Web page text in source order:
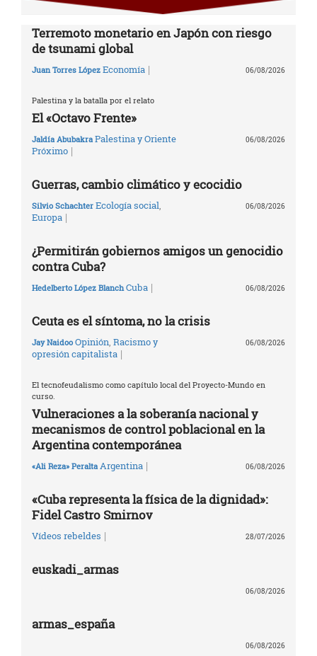
Terremoto monetario en Japón con riesgo
de tsunami global
Juan Torres López Economía | 06/08/2026
Palestina y la batalla por el relato
El «Octavo Frente»
Jaldía Abubakra Palestina y Oriente
Próximo |
06/08/2026
Guerras, cambio climático y ecocidio
Silvio Schachter Ecología social
Europa |
06/08/2026
¿Permitirán gobiernos amigos un genocidio
contra Cuba?
Hedelberto López Blanch Cuba | 06/08/2026
Ceuta es el síntoma, no la crisis
Jay Naidoo Opinión Racismo y
opresión capitalista |
06/08/2026
El tecnofeudalismo como capítulo local del Proyecto-Mundo en
curso.
Vulneraciones a la soberanía nacional y
mecanismos de control poblacional en la
Argentina contemporánea
«Ali Reza» Peralta Argentina | 06/08/2026
«Cuba representa la física de la dignidad»:
Fidel Castro Smirnov
Vídeos rebeldes | 28/07/2026
euskadi_armas
06/08/2026
armas_españa
06/08/2026